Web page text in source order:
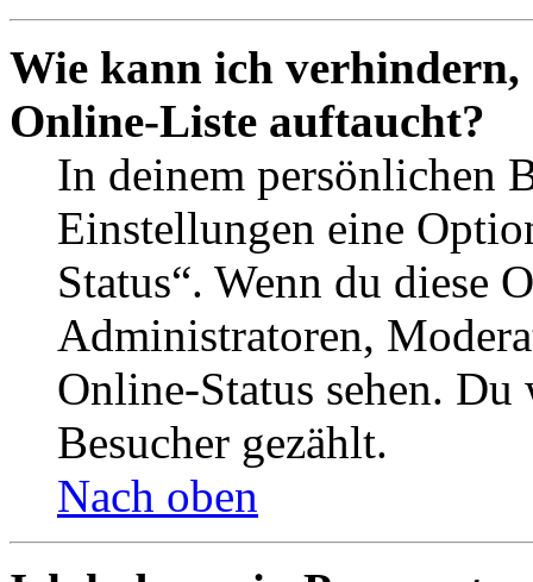
Wie kann ich verhindern,
Online-Liste auftaucht?
In deinem persönlichen
Einstellungen eine
Status“. Wenn du diese
Administratoren,
Online-Status sehen.
Besucher gezählt.
Nach oben